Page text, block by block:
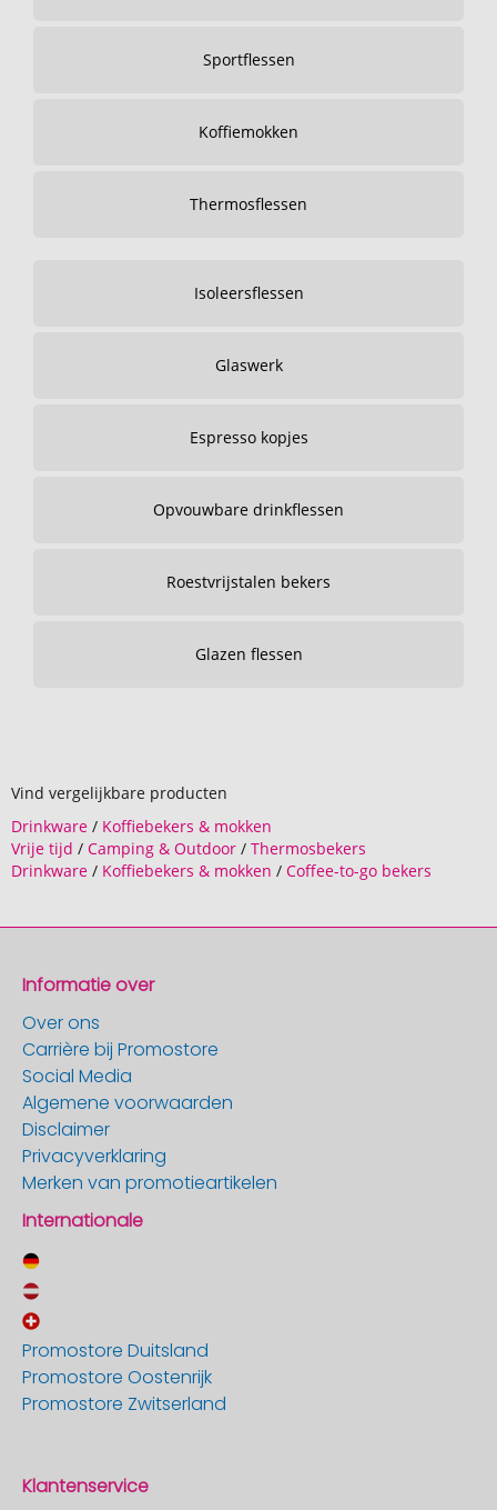
Sportflessen
Koffiemokken
Thermosflessen
Isoleersflessen
Glaswerk
Espresso kopjes
Opvouwbare drinkflessen
Roestvrijstalen bekers
Glazen flessen
Vind vergelijkbare producten
Drinkware / Koffiebekers & mokken
Vrije tijd / Camping & Outdoor / Thermosbekers
Drinkware / Koffiebekers & mokken / Coffee-to-go bekers
Informatie over
Over ons
Carrière bij Promostore
Social Media
Algemene voorwaarden
Disclaimer
Privacyverklaring
Merken van promotieartikelen
Internationale
Promostore Duitsland
Promostore Oostenrijk
Promostore Zwitserland
Klantenservice